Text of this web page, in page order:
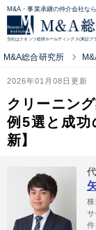
M&A・事業承継の仲介会社な
当社はクオンツ総研ホールディングス(東証プ
M&A総合研究所
2026年01月08日更新
クリーニン
例5選と成功
新】